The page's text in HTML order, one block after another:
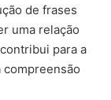
de frases
uma relação
para a